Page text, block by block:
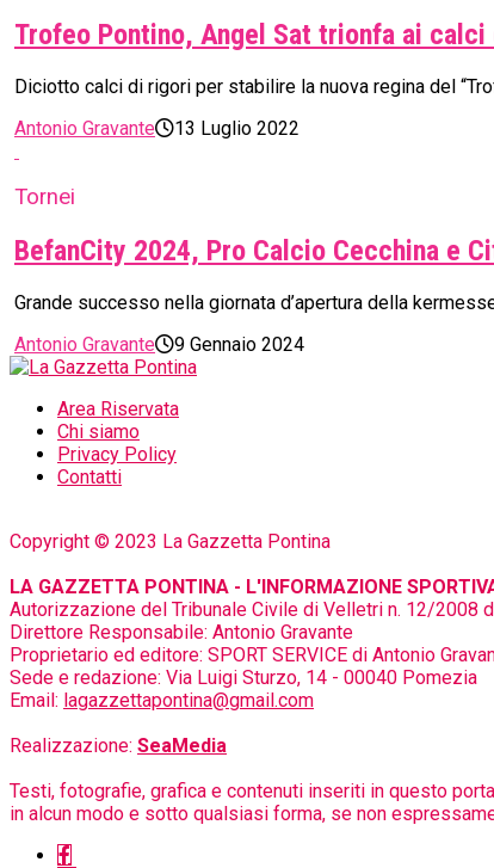
Trofeo Pontino, Angel Sat trionfa ai
Diciotto calci di rigori per stabilire la nuova regina del
Antonio Gravante
13 Luglio 2022
Tornei
BefanCity 2024, Pro Calcio Cecchina e
Grande successo nella giornata d’apertura della
Antonio Gravante
9 Gennaio 2024
Area Riservata
Chi siamo
Privacy Policy
Contatti
Copyright © 2023 La Gazzetta Pontina
LA GAZZETTA PONTINA - L'INFORMAZIONE
Autorizzazione del Tribunale Civile di Velletri n. 12/2008
Direttore Responsabile: Antonio Gravante
Proprietario ed editore: SPORT SERVICE di Antonio
Sede e redazione: Via Luigi Sturzo, 14 - 00040 Pomezia
Email: lagazzettapontina@gmail.com
Realizzazione: SeaMedia
Testi, fotografie, grafica e contenuti inseriti in questo
in alcun modo e sotto qualsiasi forma, se non